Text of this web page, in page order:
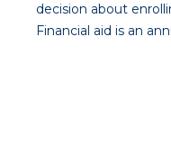
decision about
Financial aid is an